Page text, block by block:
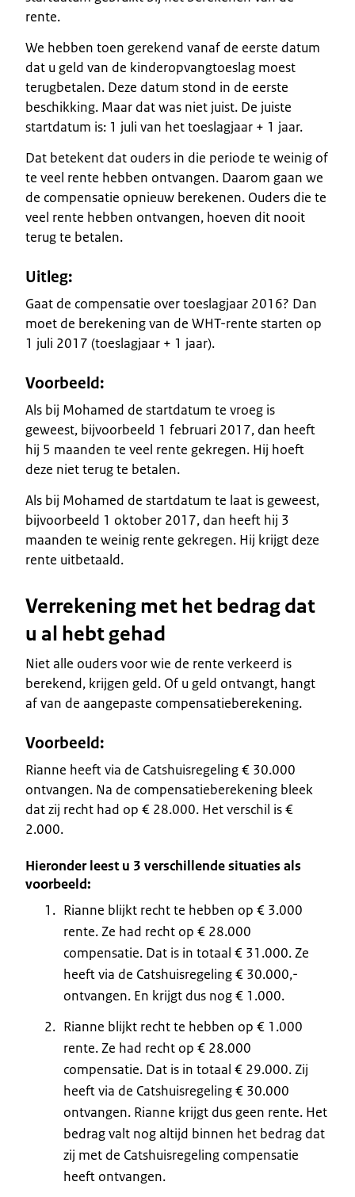
rente.
We hebben toen gerekend vanaf de eerste datum
dat u geld van de kinderopvangtoeslag moest
terugbetalen. Deze datum stond in de eerste
beschikking. Maar dat was niet juist. De juiste
startdatum is: 1 juli van het toeslagjaar + 1 jaar.
Dat betekent dat ouders in die periode te weinig of
te veel rente hebben ontvangen. Daarom gaan we
de compensatie opnieuw berekenen. Ouders die te
veel rente hebben ontvangen, hoeven dit nooit
terug te betalen.
Uitleg:
Gaat de compensatie over toeslagjaar 2016? Dan
moet de berekening van de WHT-rente starten op
1 juli 2017 (toeslagjaar + 1 jaar).
Voorbeeld:
Als bij Mohamed de startdatum te vroeg is
geweest, bijvoorbeeld 1 februari 2017, dan heeft
hij 5 maanden te veel rente gekregen. Hij hoeft
deze niet terug te betalen.
Als bij Mohamed de startdatum te laat is geweest,
bijvoorbeeld 1 oktober 2017, dan heeft hij 3
maanden te weinig rente gekregen. Hij krijgt deze
rente uitbetaald.
Verrekening met het bedrag dat
u al hebt gehad
Niet alle ouders voor wie de rente verkeerd is
berekend, krijgen geld. Of u geld ontvangt, hangt
af van de aangepaste compensatieberekening.
Voorbeeld:
Rianne heeft via de Catshuisregeling € 30.000
ontvangen. Na de compensatieberekening bleek
dat zij recht had op € 28.000. Het verschil is €
2.000.
Hieronder leest u 3 verschillende situaties als
voorbeeld:
Rianne blijkt recht te hebben op € 3.000
rente. Ze had recht op € 28.000
compensatie. Dat is in totaal € 31.000. Ze
heeft via de Catshuisregeling € 30.000,-
ontvangen. En krijgt dus nog € 1.000.
Rianne blijkt recht te hebben op € 1.000
rente. Ze had recht op € 28.000
compensatie. Dat is in totaal € 29.000. Zij
heeft via de Catshuisregeling € 30.000
ontvangen. Rianne krijgt dus geen rente. Het
bedrag valt nog altijd binnen het bedrag dat
zij met de Catshuisregeling compensatie
heeft ontvangen.